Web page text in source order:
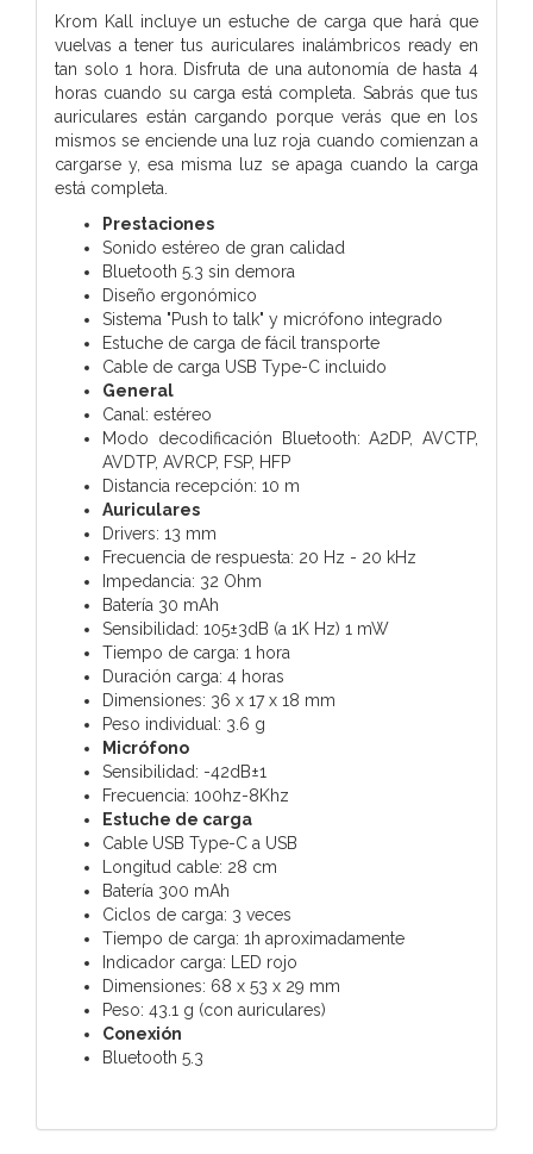
Krom Kall incluye un estuche de carga que hará que
vuelvas a tener tus auriculares inalámbricos ready en
tan solo 1 hora. Disfruta de una autonomía de hasta 4
horas cuando su carga está completa. Sabrás que tus
auriculares están cargando porque verás que en los
mismos se enciende una luz roja cuando comienzan a
cargarse y, esa misma luz se apaga cuando la carga
está completa.
Prestaciones
Sonido estéreo de gran calidad
Bluetooth 5.3 sin demora
Diseño ergonómico
Sistema "Push to talk" y micrófono integrado
Estuche de carga de fácil transporte
Cable de carga USB Type-C incluido
General
Canal: estéreo
Modo decodificación Bluetooth: A2DP, AVCTP,
AVDTP, AVRCP, FSP, HFP
Distancia recepción: 10 m
Auriculares
Drivers: 13 mm
Frecuencia de respuesta: 20 Hz - 20 kHz
Impedancia: 32 Ohm
Batería 30 mAh
Sensibilidad: 105±3dB (a 1K Hz) 1 mW
Tiempo de carga: 1 hora
Duración carga: 4 horas
Dimensiones: 36 x 17 x 18 mm
Peso individual: 3.6 g
Micrófono
Sensibilidad: -42dB±1
Frecuencia: 100hz-8Khz
Estuche de carga
Cable USB Type-C a USB
Longitud cable: 28 cm
Batería 300 mAh
Ciclos de carga: 3 veces
Tiempo de carga: 1h aproximadamente
Indicador carga: LED rojo
Dimensiones: 68 x 53 x 29 mm
Peso: 43.1 g (con auriculares)
Conexión
Bluetooth 5.3